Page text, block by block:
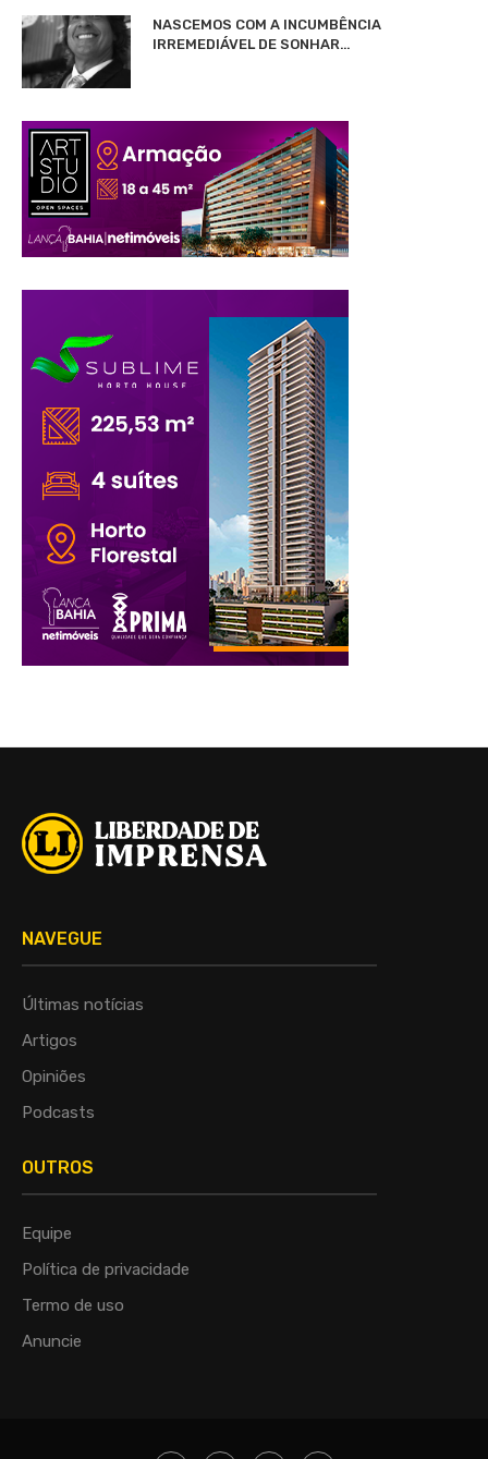
NASCEMOS COM A INCUMBÊNCIA
IRREMEDIÁVEL DE SONHAR…
NAVEGUE
Últimas notícias
Artigos
Opiniões
Podcasts
OUTROS
Equipe
Política de privacidade
Termo de uso
Anuncie